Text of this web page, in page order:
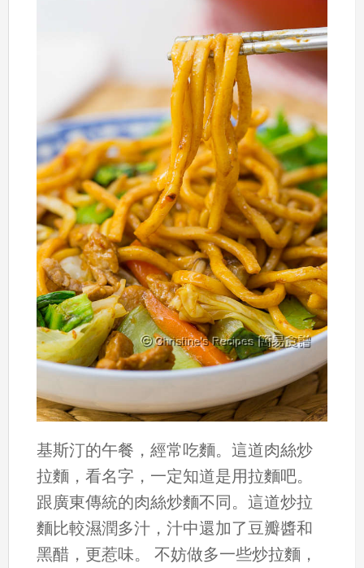
基斯汀的午餐，經常吃麵。這道肉絲炒
拉麵，看名字，一定知道是用拉麵吧。
跟廣東傳統的肉絲炒麵不同。這道炒拉
麵比較濕潤多汁，汁中還加了豆瓣醬和
黑醋，更惹味。 不妨做多一些炒拉麵，